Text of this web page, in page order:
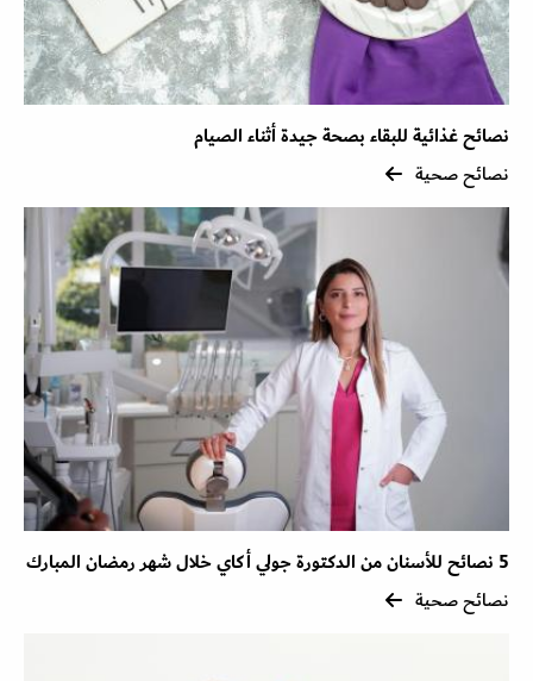
نصائح غذائية للبقاء بصحة جيدة أثناء الصيام
نصائح صحية
5 نصائح للأسنان من الدكتورة جولي أكاي خلال شهر رمضان المبارك
نصائح صحية